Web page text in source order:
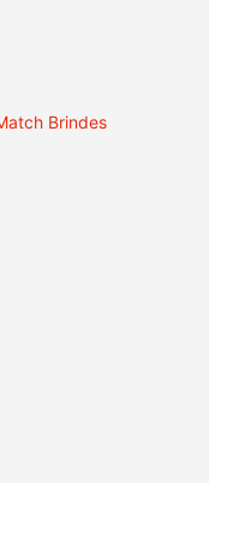
Brindes